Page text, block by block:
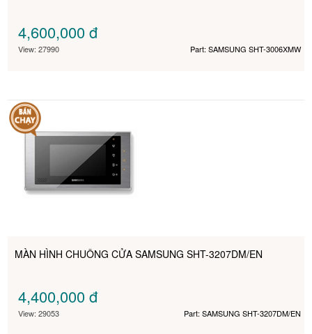
4,600,000đ
View: 27990 Part: SAMSUNG SHT-3006XMW
MÀN HÌNH CHUÔNG CỬA SAMSUNG SHT-3207DM/EN
4,400,000đ
View: 29053 Part: SAMSUNG SHT-3207DM/EN